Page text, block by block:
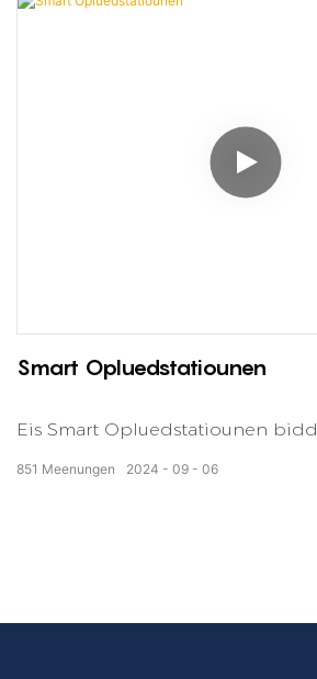
Smart Opluedstatiounen
Eis Smart Opluedstatiounen
Iwwerwaachung, einfachen
2024 09 06
851 Meenungen